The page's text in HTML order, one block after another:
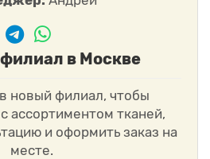
в Москве
новый филиал, чтобы
ассортиментом тканей,
и оформить заказ на
месте.